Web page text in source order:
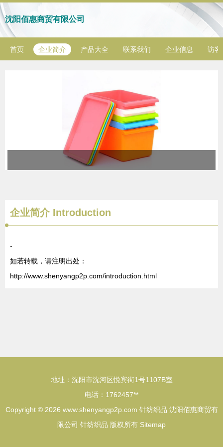
沈阳佰惠商贸有限公司
首页 企业简介 产品大全 联系我们 企业信息 访客
企业简介 Introduction
-
如若转载，请注明出处：
http://www.shenyangp2p.com/introduction.html
地址：沈阳市沈河区悦宾街1号1107B室
电话：1762457**
Copyright © 2026 www.shenyangp2p.com 针纺织品 沈阳佰惠商贸有
限公司 针纺织品 版权所有 Sitemap